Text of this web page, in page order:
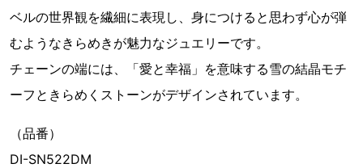
ベルの世界観を繊細に表現し、身につけると思わず心が弾
むようなきらめきが魅力なジュエリーです。
チェーンの端には、「愛と幸福」を意味する雪の結晶モチ
ーフときらめくストーンがデザインされています。
（品番）
DI-SN522DM